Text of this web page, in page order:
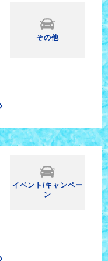
その他
イベント/キャンペー
ン